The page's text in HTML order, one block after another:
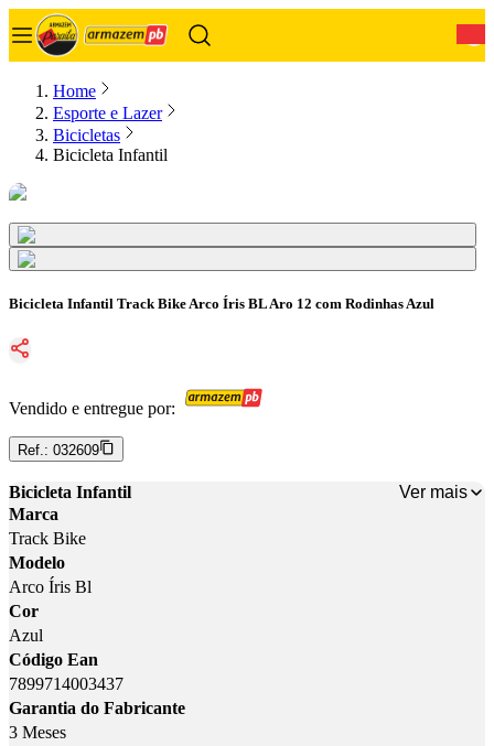
Home
Esporte e Lazer
Bicicletas
Bicicleta Infantil
Bicicleta Infantil Track Bike Arco Íris BL Aro 12 com Rodinhas Azul
Vendido e entregue por:
Ref.: 032609
Bicicleta Infantil
Ver mais
Marca
Track Bike
Modelo
Arco Íris Bl
Cor
Azul
Código Ean
7899714003437
Garantia do Fabricante
3 Meses